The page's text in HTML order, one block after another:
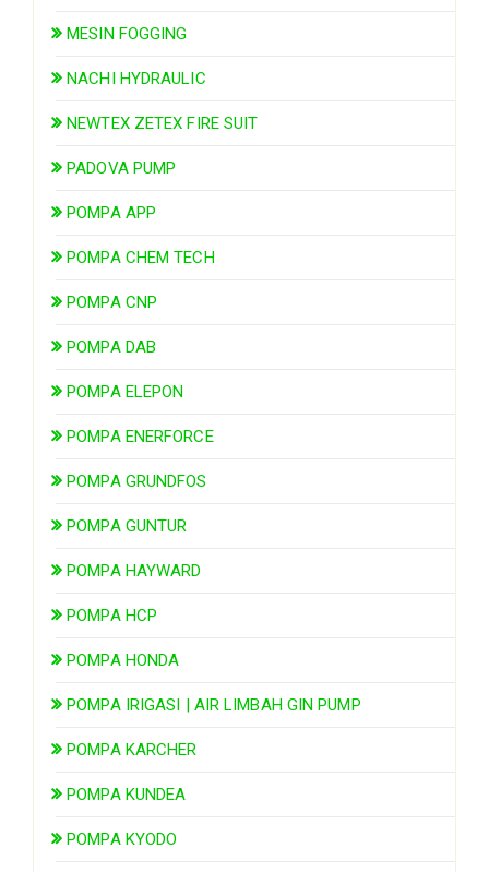
MESIN FOGGING
NACHI HYDRAULIC
NEWTEX ZETEX FIRE SUIT
PADOVA PUMP
POMPA APP
POMPA CHEM TECH
POMPA CNP
POMPA DAB
POMPA ELEPON
POMPA ENERFORCE
POMPA GRUNDFOS
POMPA GUNTUR
POMPA HAYWARD
POMPA HCP
POMPA HONDA
POMPA IRIGASI | AIR LIMBAH GIN PUMP
POMPA KARCHER
POMPA KUNDEA
POMPA KYODO